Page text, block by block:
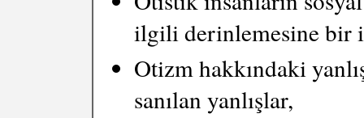
ilgili derinlemesine bir
Otizm hakkındaki
sanılan yanlışlar,